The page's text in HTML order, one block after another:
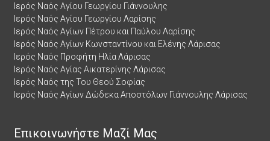
Ιερός Ναός Αγίου Γεωργίου Γιάννουλης
Ιερός Ναός Αγίου Γεωργίου Λαρίσης
Ιερός Ναός Αγίων Πέτρου και Παύλου Λαρίσης
Ιερός Ναός Αγίων Κωνσταντίνου και Ελένης Λάρισας
Ιερός Ναός Προφήτη Ηλία Λάρισας
Ιερός Ναός Αγίας Αικατερίνης Λάρισας
Ιερός Ναός της Του Θεού Σοφίας
Ιερός Ναός Αγίων Δώδεκα Αποστόλων Γιάννουλης Λάρισας
Επικοινωνήστε Μαζί Μας